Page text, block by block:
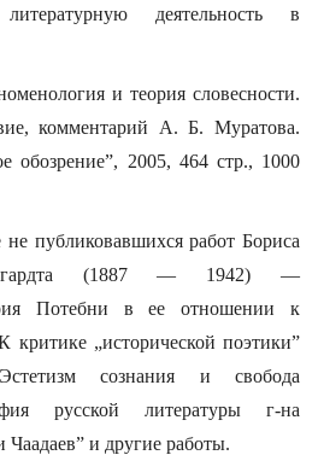
деятельность в
и теория словесности.
комментарий А. Б. Муратова.
обозрение”, 2005, 464 стр., 1000
публиковавшихся работ Бориса
(1887 — 1942) —
Потебни в ее отношении к
критике „исторической поэтики”
сознания и свобода
русской литературы г-на
и другие работы.